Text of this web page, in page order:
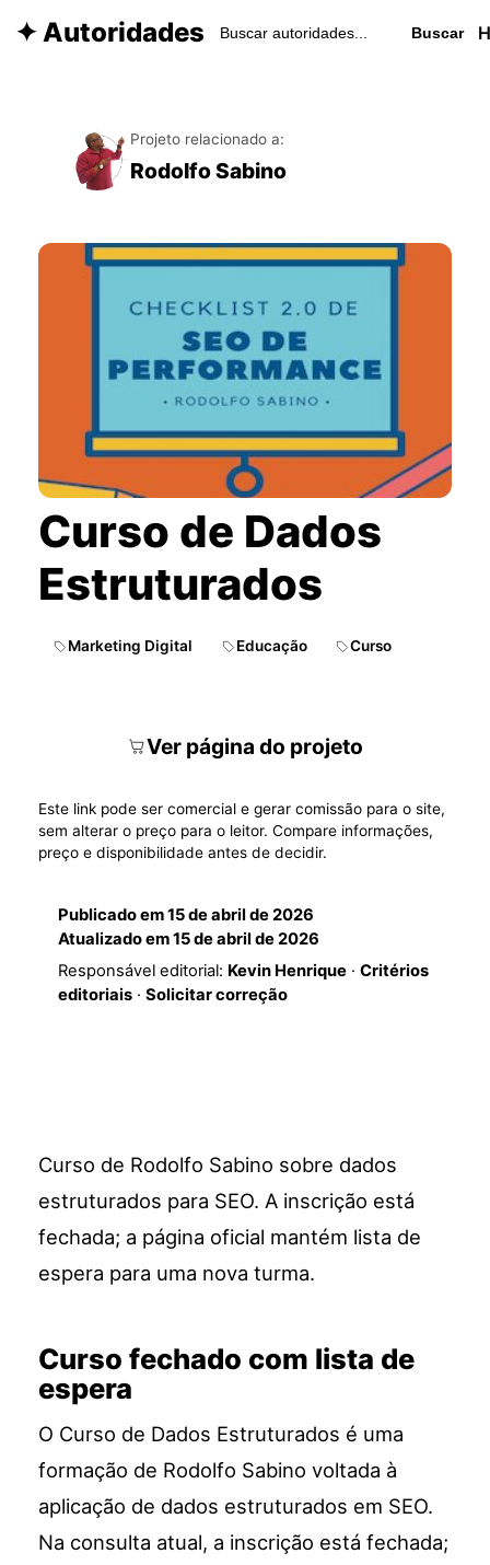
✦ Autoridades Buscar
Projeto relacionado a:
Rodolfo Sabino
Curso de Dados
Estruturados
Marketing Digital Educação Curso
Ver página do projeto
Este link pode ser comercial e gerar comissão para o site,
sem alterar o preço para o leitor. Compare informações,
preço e disponibilidade antes de decidir.
Publicado em15 de abril de 2026
Atualizado em15 de abril de 2026
Responsável editorial: Kevin Henrique· Critérios
editoriais· Solicitar correção
Curso de Rodolfo Sabino sobre dados
estruturados para SEO. A inscrição está
fechada; a página oficial mantém lista de
espera para uma nova turma.
Curso fechado com lista de
espera
O Curso de Dados Estruturados é uma
formação de Rodolfo Sabino voltada à
aplicação de dados estruturados em SEO.
Na consulta atual, a inscrição está fechada;